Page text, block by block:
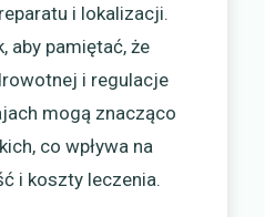
i lokalizacji.
aby pamiętać, że
i regulacje
mogą znacząco
co wpływa na
i koszty leczenia.